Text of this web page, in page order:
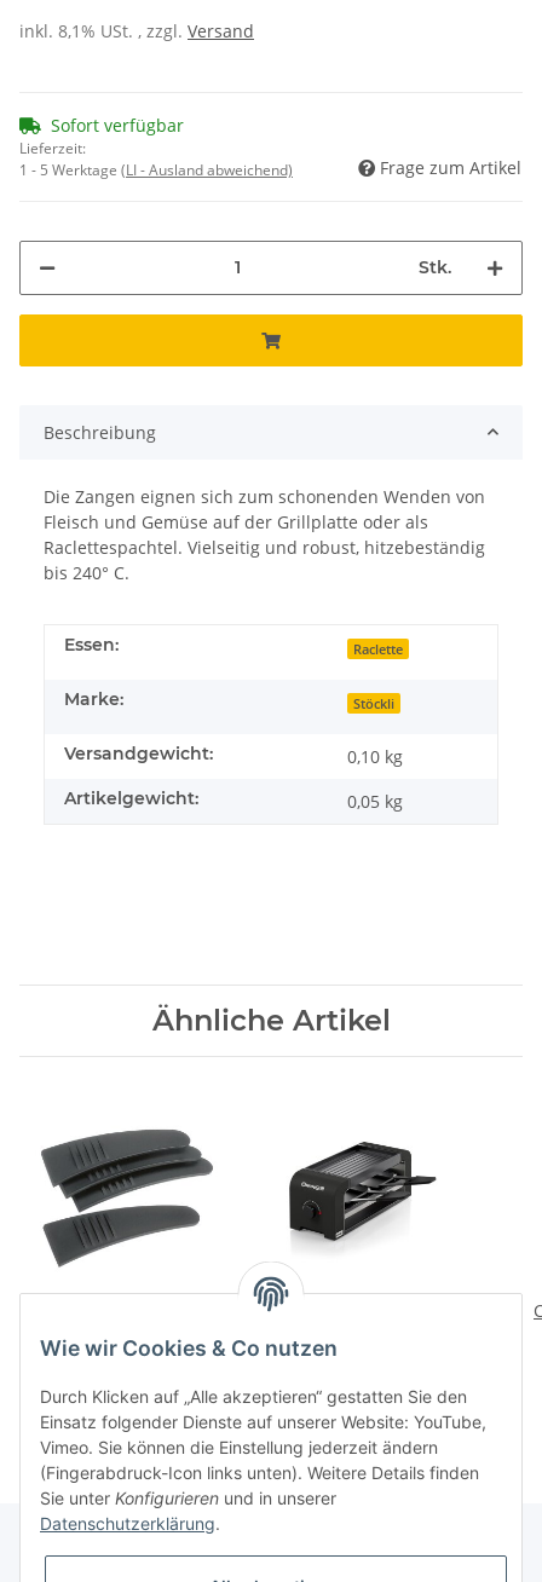
inkl. 8,1% USt. , zzgl. Versand
Sofort verfügbar
Lieferzeit:
1 - 5 Werktage (LI - Ausland abweichend) Frage zum Artikel
Stk.
Beschreibung
Die Zangen eignen sich zum schonenden Wenden von
Fleisch und Gemüse auf der Grillplatte oder als
Raclettespachtel. Vielseitig und robust, hitzebeständig
bis 240° C.
Essen: Raclette
Marke: Stöckli
Versandgewicht: 0,10 kg
Artikelgewicht: 0,05 kg
Ähnliche Artikel
8,90 CHF
*
CheeseGrill 2 Black
Wie wir Cookies & Co nutzen
Durch Klicken auf „Alle akzeptieren“ gestatten Sie den
Einsatz folgender Dienste auf unserer Website: YouTube,
Vimeo. Sie können die Einstellung jederzeit ändern
(Fingerabdruck-Icon links unten). Weitere Details finden
Sie unter Konfigurieren und in unserer
Datenschutzerklärung.